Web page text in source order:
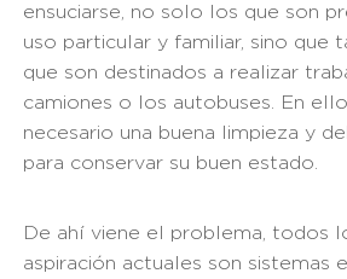
ensuciarse, no solo los que son
uso particular y familiar, sino que
que son destinados a realizar
camiones o los autobuses. En
necesario una buena limpieza y
para conservar su buen estado.
De ahí viene el problema, todos
aspiración actuales son sistemas